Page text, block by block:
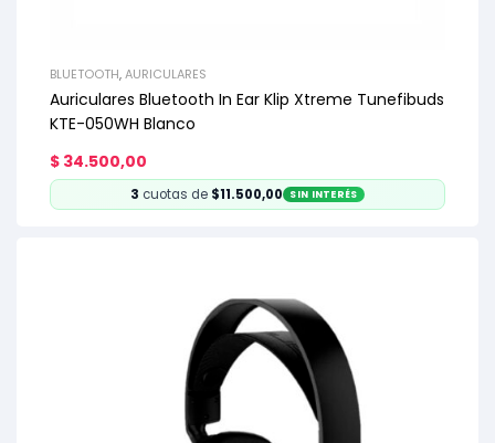
BLUETOOTH,AURICULARES
Auriculares Bluetooth In Ear Klip Xtreme Tunefibuds
KTE-050WH Blanco
$ 34.500,00
3 cuotas de $11.500,00 SIN INTERÉS